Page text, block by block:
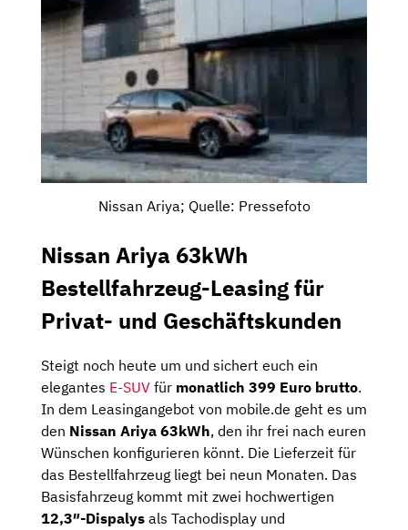
Nissan Ariya; Quelle: Pressefoto
Nissan Ariya 63kWh
Bestellfahrzeug-Leasing für
Privat- und Geschäftskunden
Steigt noch heute um und sichert euch ein
elegantes E-SUV für monatlich 399 Euro brutto.
In dem Leasingangebot von mobile.de geht es um
den Nissan Ariya 63kWh, den ihr frei nach euren
Wünschen konfigurieren könnt. Die Lieferzeit für
das Bestellfahrzeug liegt bei neun Monaten. Das
Basisfahrzeug kommt mit zwei hochwertigen
12,3″-Dispalys als Tachodisplay und